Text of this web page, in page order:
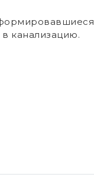
канализацию.